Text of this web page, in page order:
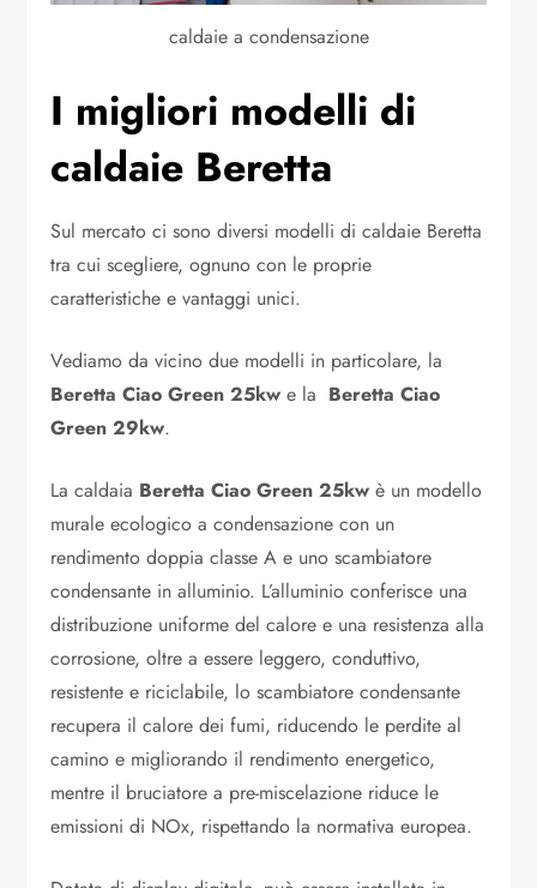
caldaie a condensazione
I migliori modelli di
caldaie Beretta
Sul mercato ci sono diversi modelli di caldaie Beretta
tra cui scegliere, ognuno con le proprie
caratteristiche e vantaggi unici.
Vediamo da vicino due modelli in particolare, la
Beretta Ciao Green 25kw e la Beretta Ciao
Green 29kw.
La caldaia Beretta Ciao Green 25kw è un modello
murale ecologico a condensazione con un
rendimento doppia classe A e uno scambiatore
condensante in alluminio. L’alluminio conferisce una
distribuzione uniforme del calore e una resistenza alla
corrosione, oltre a essere leggero, conduttivo,
resistente e riciclabile, lo scambiatore condensante
recupera il calore dei fumi, riducendo le perdite al
camino e migliorando il rendimento energetico,
mentre il bruciatore a pre-miscelazione riduce le
emissioni di NOx, rispettando la normativa europea.